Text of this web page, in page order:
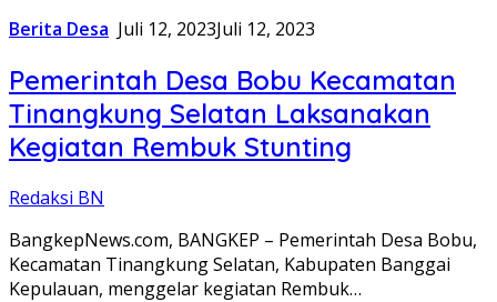
Berita Desa Juli 12, 2023Juli 12, 2023
Pemerintah Desa Bobu Kecamatan
Tinangkung Selatan Laksanakan
Kegiatan Rembuk Stunting
Redaksi BN
BangkepNews.com, BANGKEP – Pemerintah Desa Bobu,
Kecamatan Tinangkung Selatan, Kabupaten Banggai
Kepulauan, menggelar kegiatan Rembuk…